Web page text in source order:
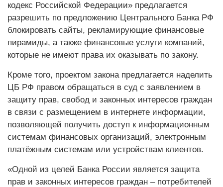
кодекс Российской Федерации» предлагается
разрешить по предложению Центрального Банка РФ
блокировать сайты, рекламирующие финансовые
пирамиды, а также финансовые услуги компаний,
которые не имеют права их оказывать по закону.
Кроме того, проектом закона предлагается наделить
ЦБ РФ правом обращаться в суд с заявлением в
защиту прав, свобод и законных интересов граждан
в связи с размещением в интернете информации,
позволяющей получить доступ к информационным
системам финансовых организаций, электронным
платёжным системам или устройствам клиентов.
«Одной из целей Банка России является защита
прав и законных интересов граждан – потребителей